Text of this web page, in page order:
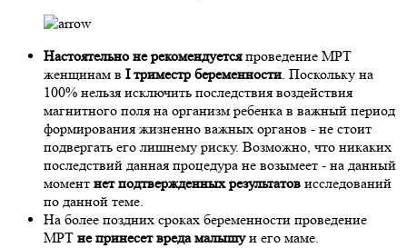
Настоятельно не рекомендуетсяпроведение МРТ
женщинам в I триместр беременности. Поскольку на
100% нельзя исключить последствия воздействия
магнитного поля на организм ребенка в важный период
формирования жизненно важных органов - не стоит
подвергать его лишнему риску. Возможно, что никаких
последствий данная процедура не возымеет - на данный
момент нет подтвержденных результатов исследований
по данной теме.
На более поздних сроках беременности проведение
МРТ не принесет вреда малышуи его маме.